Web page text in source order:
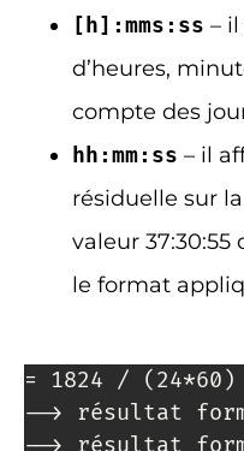
[h]:mms:ss –
d’heures,
compte des
hh:mm:ss – il
résiduelle sur
valeur 37:30:55
le format
= 1824 / (24*60)
--> résultat
--> résultat